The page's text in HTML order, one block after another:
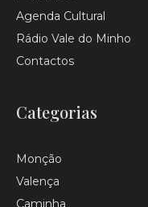
Agenda Cultural
Rádio Vale do Minho
Contactos
Categorias
Monção
Valença